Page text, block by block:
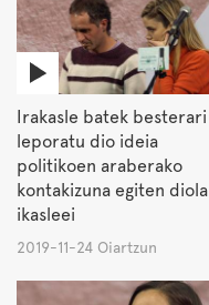
Irakasle batek besterari
leporatu dio ideia
politikoen araberako
kontakizuna egiten diola
ikasleei
2019-11-24 Oiartzun